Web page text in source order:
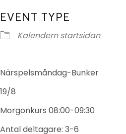
EVENT TYPE
Kalendern startsidan
Närspelsmåndag-Bunker
19/8
Morgonkurs 08:00-09:30
Antal deltagare: 3-6